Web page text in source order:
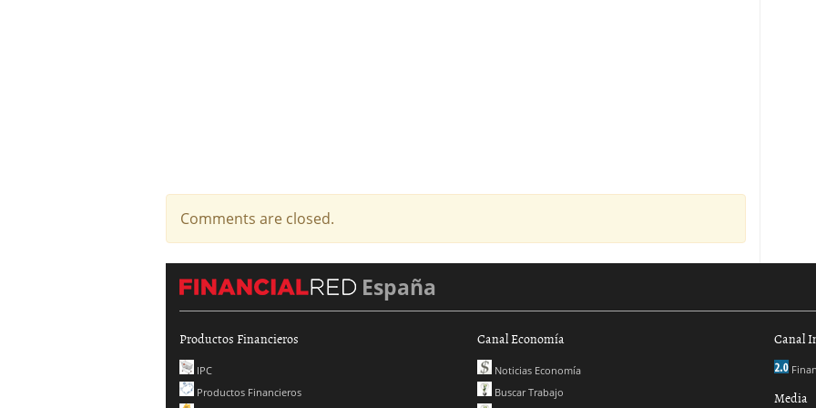
Comments are closed.
España
Productos Financieros
IPC
Productos Financieros
Canal Economía
Noticias Economía
Buscar Trabajo
Canal
Media